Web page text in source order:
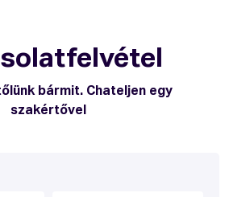
bármit. Chateljen egy
szakértővel